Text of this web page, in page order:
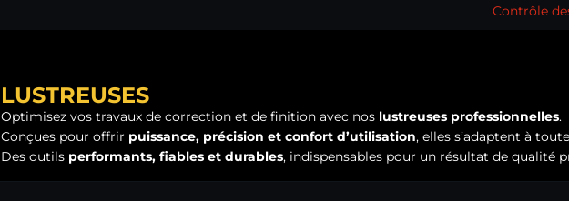
Contrôle
LUSTREUSES
Optimisez vos travaux de correction et de finition avec nos lustreuses professionnelles.
Conçues pour offrir puissance, précision et confort d’utilisation, elles s’adaptent à
Des outils performants, fiables et durables, indispensables pour un résultat de qualité